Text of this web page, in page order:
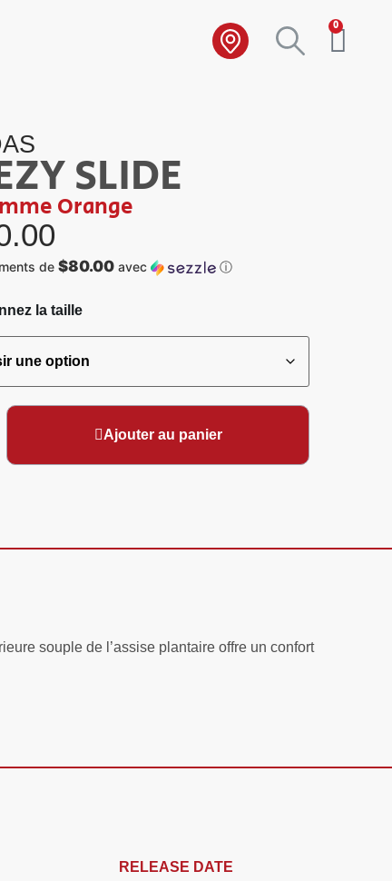
0
SLIDE
Orange
de $80.00avec ⓘ
la taille
Ajouter au panier
souple de l’assise plantaire offre un confort
RELEASE DATE